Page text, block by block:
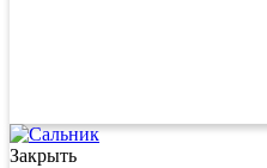
Закрыть